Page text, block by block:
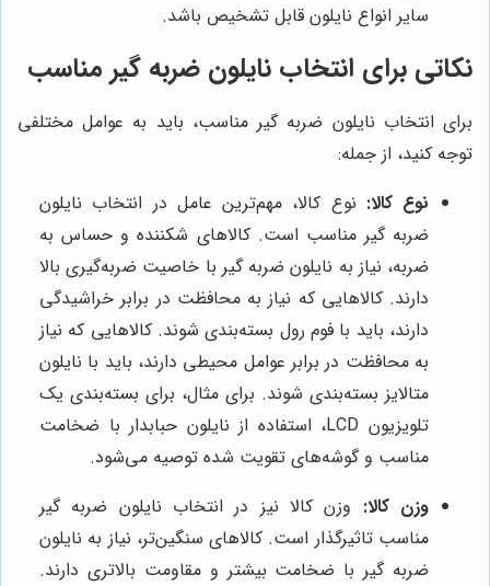
سایر انواع نایلون قابل تشخیص باشد.
نکاتی برای انتخاب نایلون ضربه گیر مناسب
برای انتخاب نایلون ضربه گیر مناسب، باید به عوامل مختلفی
توجه کنید، از جمله:
نوع کالا: نوع کالا، مهم‌ترین عامل در انتخاب نایلون
ضربه گیر مناسب است. کالاهای شکننده و حساس به
ضربه، نیاز به نایلون ضربه گیر با خاصیت ضربه‌گیری بالا
دارند. کالاهایی که نیاز به محافظت در برابر خراشیدگی
دارند، باید با فوم رول بسته‌بندی شوند. کالاهایی که نیاز
به محافظت در برابر عوامل محیطی دارند، باید با نایلون
متالایز بسته‌بندی شوند. برای مثال، برای بسته‌بندی یک
تلویزیون LCD، استفاده از نایلون حبابدار با ضخامت
مناسب و گوشه‌های تقویت شده توصیه می‌شود.
وزن کالا: وزن کالا نیز در انتخاب نایلون ضربه گیر
مناسب تاثیرگذار است. کالاهای سنگین‌تر، نیاز به نایلون
ضربه گیر با ضخامت بیشتر و مقاومت بالاتری دارند.